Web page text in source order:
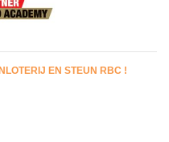
EN STEUN RBC !